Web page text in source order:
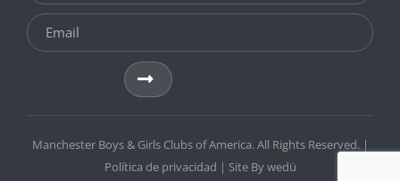
Manchester Boys & Girls Clubs of America. All Rights Reserved. |
Política de privacidad | Site Bywedü